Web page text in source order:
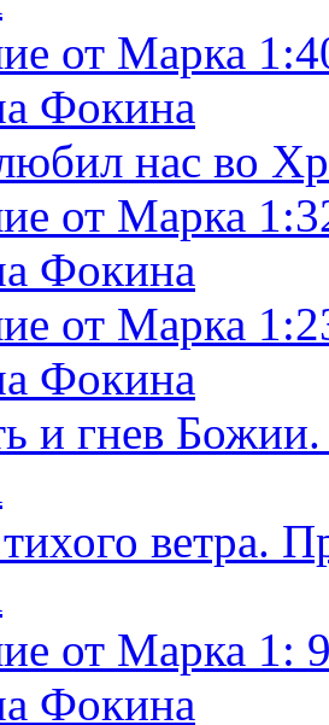
от Марка
Фокина
нас во
от Марка
Фокина
от Марка
Фокина
и гнев
ветра.
от Марка 1:
Фокина